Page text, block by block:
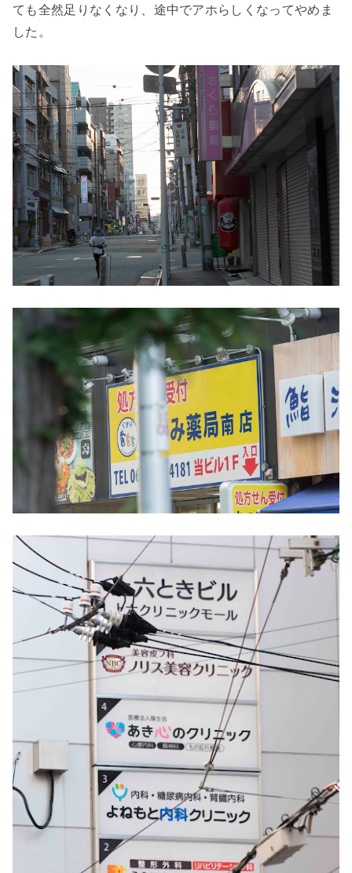
ても全然足りなくなり、途中でアホらしくなってやめま
した。